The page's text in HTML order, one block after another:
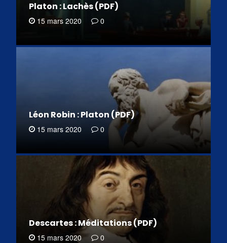
Platon : Lachès (PDF)
15 mars 2020 0
Léon Robin : Platon (PDF)
15 mars 2020 0
Descartes : Méditations (PDF)
15 mars 2020 0